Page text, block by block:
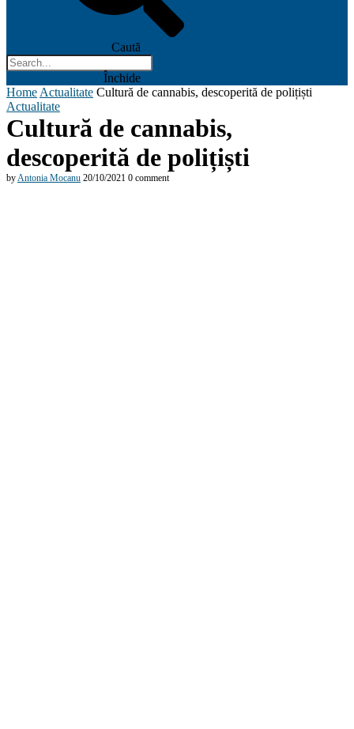
Caută
Închide
Home Actualitate Cultură de cannabis, descoperită de polițiști
Actualitate
Cultură de cannabis,
descoperită de polițiști
byAntonia Mocanu 20/10/2021 0 comment